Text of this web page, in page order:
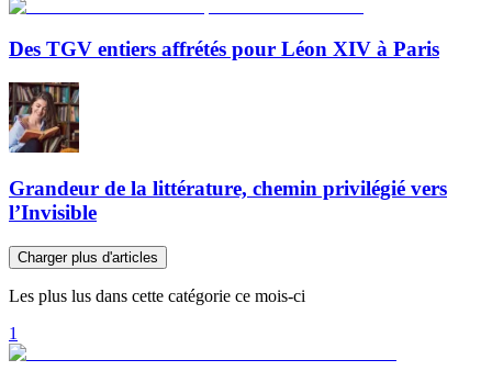
Des TGV entiers affrétés pour Léon XIV à Paris
Grandeur de la littérature, chemin privilégié vers
l’Invisible
Charger plus d'articles
Les plus lus dans cette catégorie ce mois-ci
1